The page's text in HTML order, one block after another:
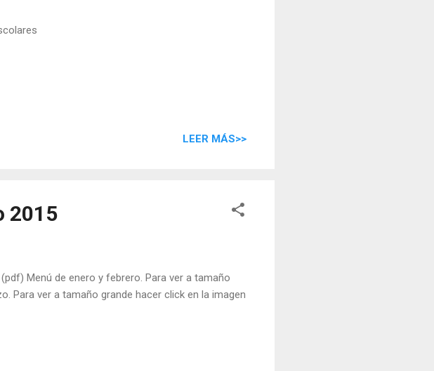
LEER MÁS>>
2015
Menú de enero y febrero. Para ver a tamaño
Para ver a tamaño grande hacer click en la imagen